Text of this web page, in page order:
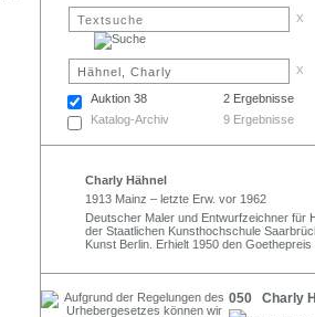
x
x
Auktion 38
2 Ergebnisse
Katalog-Archiv
9 Ergebnisse
Charly Hähnel
1913 Mainz – letzte Erw. vor 1962
Deutscher Maler und Entwurfzeichner für
der Staatlichen Kunsthochschule
Kunst Berlin. Erhielt 1950 den
050 Charly